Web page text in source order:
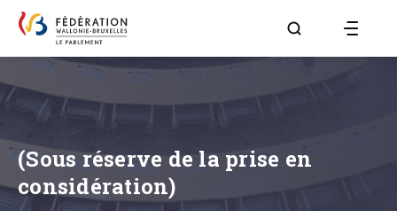
Aller à la page
(Sous réserve de la prise en
considération)